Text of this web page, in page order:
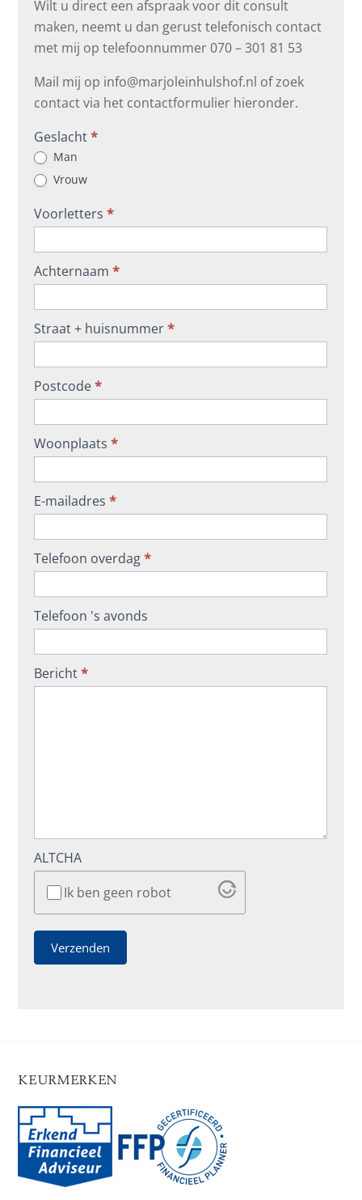
Wilt u direct een afspraak voor dit consult
maken, neemt u dan gerust telefonisch contact
met mij op telefoonnummer 070 – 301 81 53
Mail mij op info@marjoleinhulshof.nl of zoek
contact via het contactformulier hieronder.
Contactformulier
Geslacht*
Man
Vrouw
Voorletters*
Achternaam*
Straat + huisnummer*
Postcode*
Woonplaats*
E-mailadres*
Telefoon overdag*
Telefoon 's avonds
Bericht*
ALTCHA
Ik ben geen robot
Verzenden
KEURMERKEN